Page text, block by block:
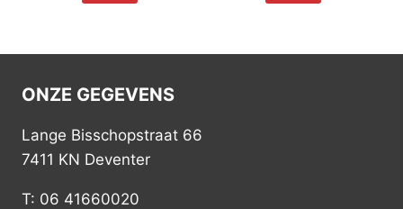
ONZE GEGEVENS
Lange Bisschopstraat 66
7411 KN Deventer
T: 06 41660020